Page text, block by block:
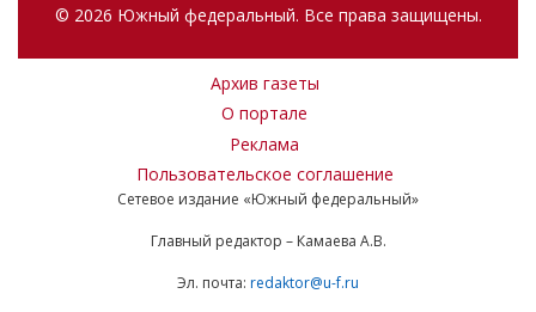
© 2026 Южный федеральный. Все права защищены.
Архив газеты
О портале
Реклама
Пользовательское соглашение
Сетевое издание «Южный федеральный»
Главный редактор – Камаева А.В.
Эл. почта: redaktor@u-f.ru